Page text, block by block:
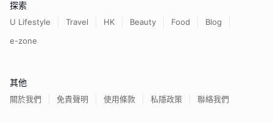
探索
U Lifestyle Travel HK Beauty Food
Blog
e-zone
其他
關於我們 免責聲明 使用條款 私隱政策 聯絡我們